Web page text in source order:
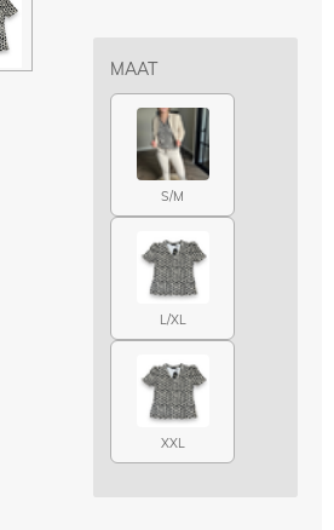
MAAT
S/M
L/XL
XXL